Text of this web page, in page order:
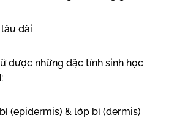
dài
được những đặc tính sinh học
(epidermis) & lớp bì (dermis)